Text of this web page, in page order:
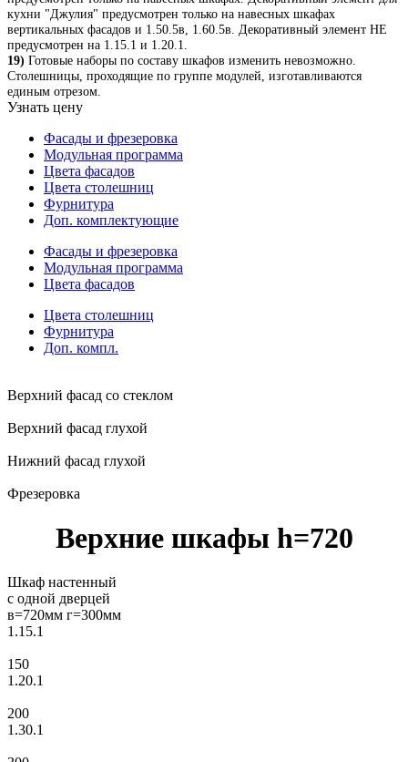
кухни "Джулия" предусмотрен только на навесных шкафах
вертикальных фасадов и 1.50.5в, 1.60.5в. Декоративный элемент НЕ
предусмотрен на 1.15.1 и 1.20.1.
19) Готовые наборы по составу шкафов изменить невозможно.
Столешницы, проходящие по группе модулей, изготавливаются
единым отрезом.
Узнать цену
Фасады и фрезеровка
Модульная программа
Цвета фасадов
Цвета столешниц
Фурнитура
Доп. комплектующие
Фасады и фрезеровка
Модульная программа
Цвета фасадов
Цвета столешниц
Фурнитура
Доп. компл.
Верхний фасад со стеклом
Верхний фасад глухой
Нижний фасад глухой
Фрезеровка
Верхние шкафы h=720
Шкаф настенный
с одной дверцей
в=720мм г=300мм
1.15.1
150
1.20.1
200
1.30.1